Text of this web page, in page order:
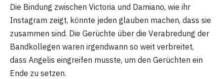
Die Bindung zwischen Victoria und Damiano, wie ihr
Instagram zeigt, könnte jeden glauben machen, dass sie
zusammen sind. Die Gerüchte über die Verabredung der
Bandkollegen waren irgendwann so weit verbreitet,
dass Angelis eingreifen musste, um den Gerüchten ein
Ende zu setzen.